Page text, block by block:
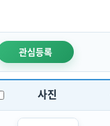
관심등록
사진